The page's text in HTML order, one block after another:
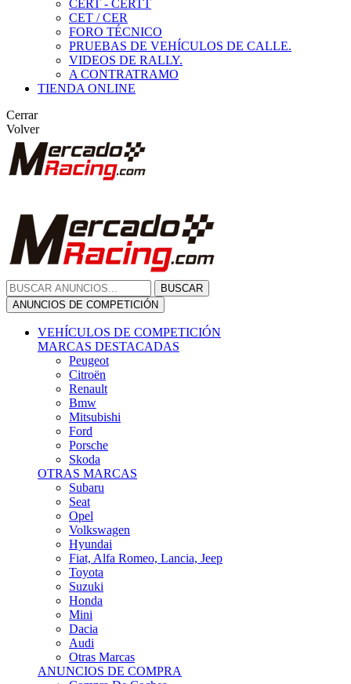
CERT - CERTT
CET / CER
FORO TÉCNICO
PRUEBAS DE VEHÍCULOS DE CALLE.
VIDEOS DE RALLY.
A CONTRATRAMO
TIENDA ONLINE
Cerrar
Volver
BUSCAR
ANUNCIOS DE COMPETICIÓN
VEHÍCULOS DE COMPETICIÓN
MARCAS DESTACADAS
Peugeot
Citroën
Renault
Bmw
Mitsubishi
Ford
Porsche
Skoda
OTRAS MARCAS
Subaru
Seat
Opel
Volkswagen
Hyundai
Fiat, Alfa Romeo, Lancia, Jeep
Toyota
Suzuki
Honda
Mini
Dacia
Audi
Otras Marcas
ANUNCIOS DE COMPRA
Compra De Coches
ALQUILER VEHÍCULOS